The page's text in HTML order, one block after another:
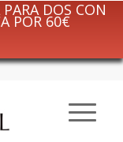
DOS CON
POR 60€